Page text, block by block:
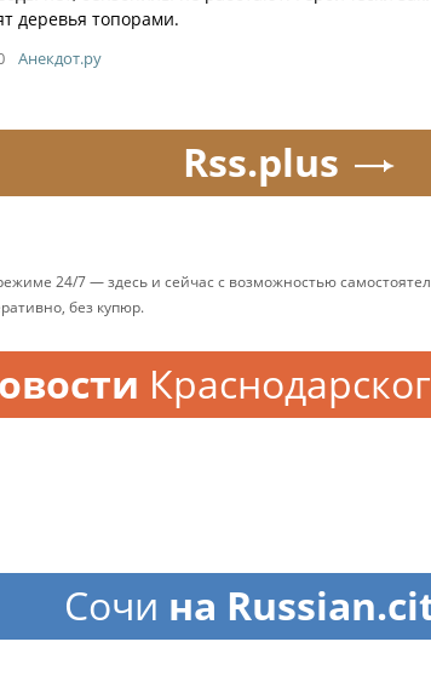
деревья топорами.
Анекдот.ру
Rss.plus
24/7 — здесь и сейчас с возможностью
без купюр.
Сочи на